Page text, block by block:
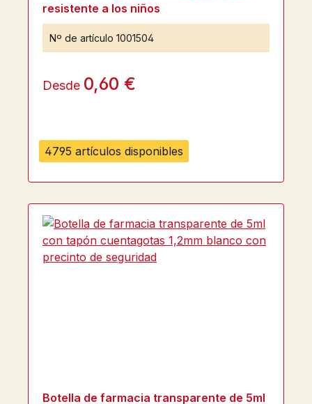
4795 artículos disponibles
resistente a los niños
Nº de artículo 1001504
Desde 0,60 €
Botella de farmacia transparente de 5ml